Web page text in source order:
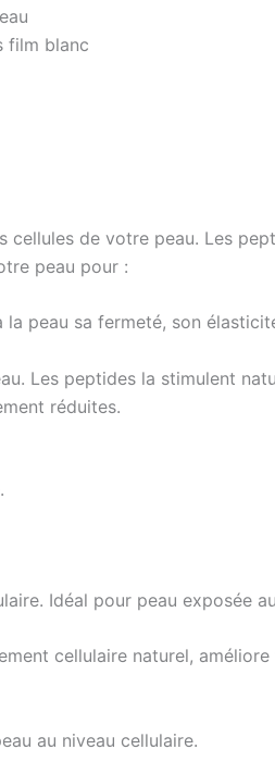
film blanc
cellules de votre peau. Les
peau pour :
peau sa fermeté, son
Les peptides la stimulent
réduites.
Idéal pour peau exposée
cellulaire naturel,
au niveau cellulaire.